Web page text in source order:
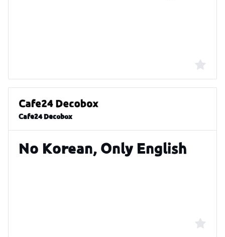
Cafe24 Decobox